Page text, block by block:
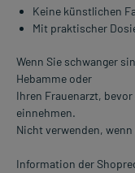
Keine künstlichen
Mit praktischer
Wenn Sie schwanger
Hebamme oder
Ihren Frauenarzt,
einnehmen.
Nicht verwenden,
Information der